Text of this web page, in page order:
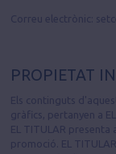
Correu electrònic:
PROPIETAT
Els continguts
gràfics, pertanyen a
EL TITULAR
promoció. EL